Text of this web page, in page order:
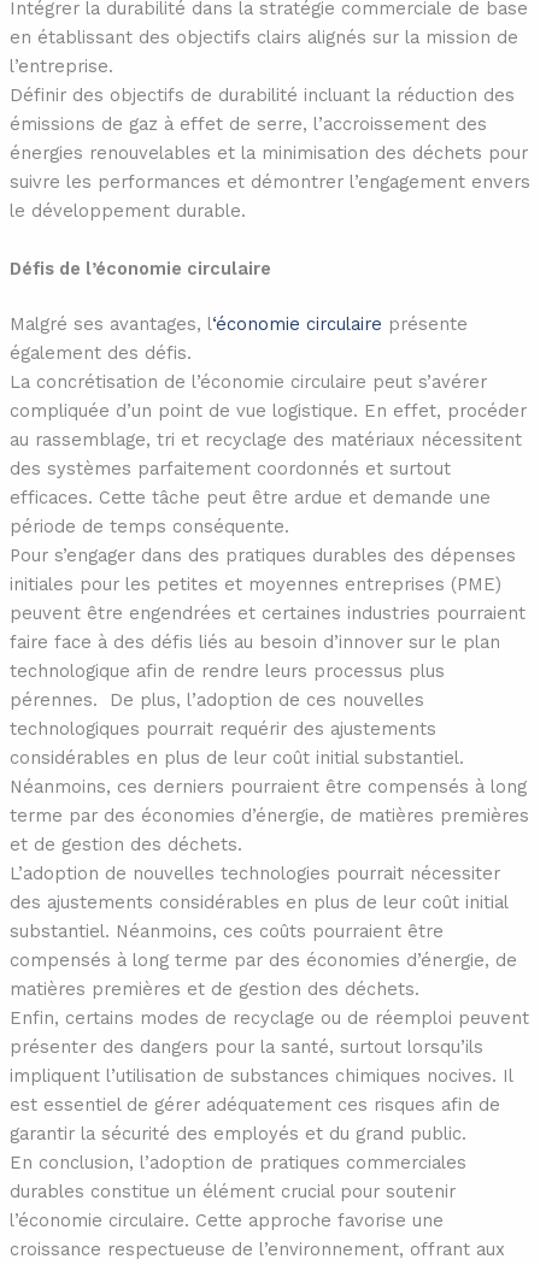
Intégrer la durabilité dans la stratégie commerciale de base
en établissant des objectifs clairs alignés sur la mission de
l’entreprise.
Définir des objectifs de durabilité incluant la réduction des
émissions de gaz à effet de serre, l’accroissement des
énergies renouvelables et la minimisation des déchets pour
suivre les performances et démontrer l’engagement envers
le développement durable.
Défis de l’économie circulaire
Malgré ses avantages, l‘économie circulaire présente
également des défis.
La concrétisation de l’économie circulaire peut s’avérer
compliquée d’un point de vue logistique. En effet, procéder
au rassemblage, tri et recyclage des matériaux nécessitent
des systèmes parfaitement coordonnés et surtout
efficaces. Cette tâche peut être ardue et demande une
période de temps conséquente.
Pour s’engager dans des pratiques durables des dépenses
initiales pour les petites et moyennes entreprises (PME)
peuvent être engendrées et certaines industries pourraient
faire face à des défis liés au besoin d’innover sur le plan
technologique afin de rendre leurs processus plus
pérennes. De plus, l’adoption de ces nouvelles
technologiques pourrait requérir des ajustements
considérables en plus de leur coût initial substantiel.
Néanmoins, ces derniers pourraient être compensés à long
terme par des économies d’énergie, de matières premières
et de gestion des déchets.
L’adoption de nouvelles technologies pourrait nécessiter
des ajustements considérables en plus de leur coût initial
substantiel. Néanmoins, ces coûts pourraient être
compensés à long terme par des économies d’énergie, de
matières premières et de gestion des déchets.
Enfin, certains modes de recyclage ou de réemploi peuvent
présenter des dangers pour la santé, surtout lorsqu’ils
impliquent l’utilisation de substances chimiques nocives. Il
est essentiel de gérer adéquatement ces risques afin de
garantir la sécurité des employés et du grand public.
En conclusion, l’adoption de pratiques commerciales
durables constitue un élément crucial pour soutenir
l’économie circulaire. Cette approche favorise une
croissance respectueuse de l’environnement, offrant aux